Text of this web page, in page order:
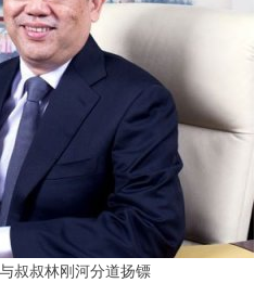
叔叔林刚河分道扬镖